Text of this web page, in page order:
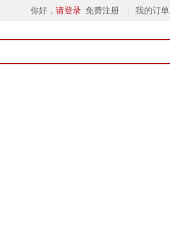
你好， 请登录 免费注册 我的订单